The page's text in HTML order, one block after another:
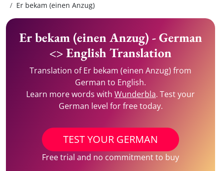
Er bekam (einen Anzug)
Er bekam (einen Anzug) - German
<> English Translation
Translation of Er bekam (einen Anzug) from
German to English.
Learn more words with Wunderbla. Test your
German level for free today.
TEST YOUR GERMAN
Free trial and no commitment to buy